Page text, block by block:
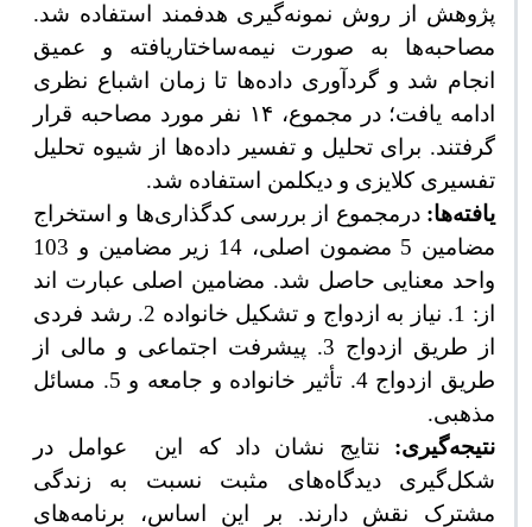
پژوهش از روش نمونه‌گیری هدفمند استفاده شد.
مصاحبه‌ها به صورت نیمه‌ساختاریافته و عمیق
انجام شد و گردآوری داده‌ها تا زمان اشباع نظری
ادامه یافت؛ در مجموع، ۱۴ نفر مورد مصاحبه قرار
گرفتند. برای تحلیل و تفسیر داده‌ها از شیوه تحلیل
تفسیری کلایزی و دیکلمن استفاده شد.
یافته‌ها: درمجموع از بررسی کدگذاری‌ها و استخراج
مضامین 5 مضمون اصلی، 14 زیر مضامین و 103
واحد معنایی حاصل شد. مضامین اصلی عبارت اند
از: 1. نیاز به ازدواج و تشکیل خانواده 2. رشد فردی
از طریق ازدواج 3. پیشرفت اجتماعی و مالی از
طریق ازدواج 4. تأثیر خانواده و جامعه و 5. مسائل
مذهبی.
نتیجه‌گیری: نتایج نشان داد که این
عوامل در
شکل‌گیری دیدگاه‌های مثبت نسبت به زندگی
مشترک نقش دارند. بر این اساس، برنامه‌های